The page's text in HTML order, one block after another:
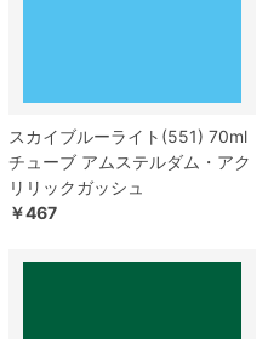
スカイブルーライト(551) 70ml
チューブ アムステルダム・アク
リリックガッシュ
￥467